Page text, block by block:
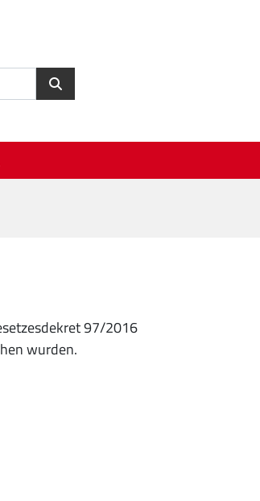
97/2016
wurden.